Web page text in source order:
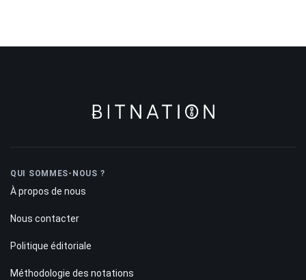
QUI SOMMES-NOUS ?
À propos de nous
Nous contacter
Politique éditoriale
Méthodologie des notations